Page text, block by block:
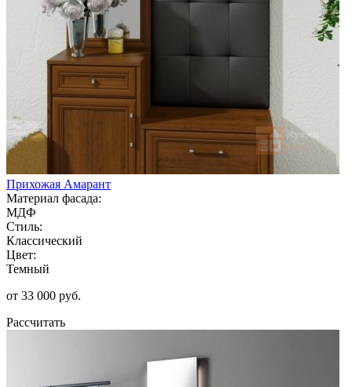
Прихожая Амарант
Материал фасада:
МДФ
Стиль:
Классический
Цвет:
Темный
от 33 000 руб.
Рассчитать